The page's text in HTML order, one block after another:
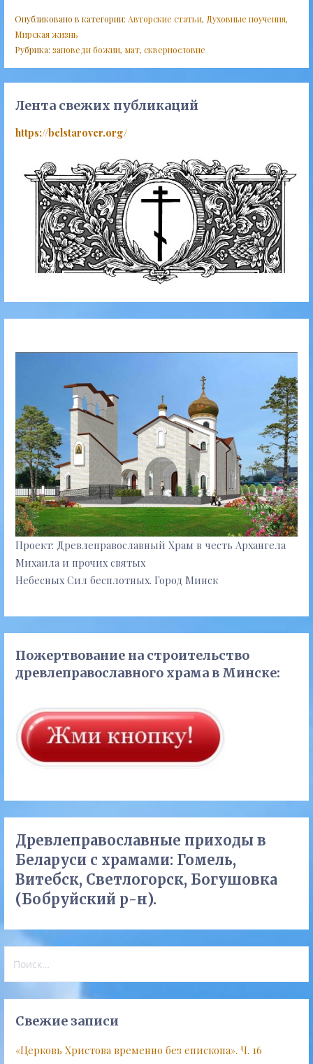
Опубликовано в категории: Авторские статьи, Духовные поучения,
Мирская жизнь
Рубрика: заповеди божии, мат, сквернословие
Лента свежих публикаций
https://belstarover.org/
Проект: Древлеправославный Храм в честь Архангела
Михаила и прочих святых
Небесных Сил бесплотных. Город Минск
Пожертвование на строительство
древлеправославного храма в Минске:
Древлеправославные приходы в
Беларуси с храмами: Гомель,
Витебск, Светлогорск, Богушовка
(Бобруйский р-н).
Свежие записи
«Церковь Христова временно без епископа». Ч. 16